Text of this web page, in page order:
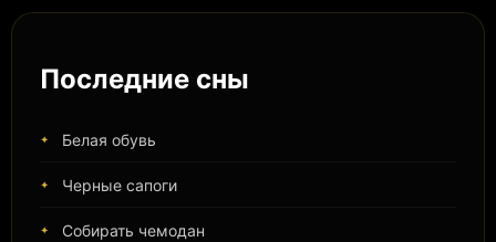
Последние сны
Белая обувь
Черные сапоги
Собирать чемодан